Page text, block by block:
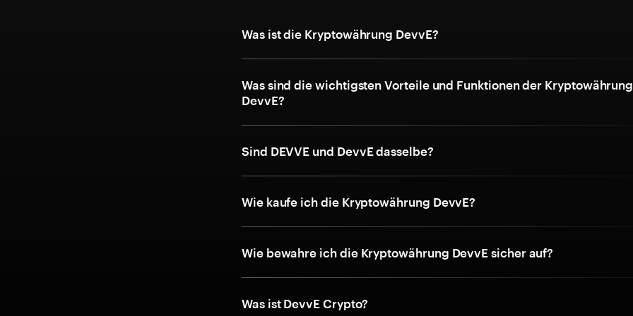
Was ist die Kryptowährung DevvE?
Was sind die wichtigsten Vorteile und Funktionen der Kryptowährung
DevvE?
Sind DEVVE und DevvE dasselbe?
Wie kaufe ich die Kryptowährung DevvE?
Wie bewahre ich die Kryptowährung DevvE sicher auf?
Was ist DevvE Crypto?